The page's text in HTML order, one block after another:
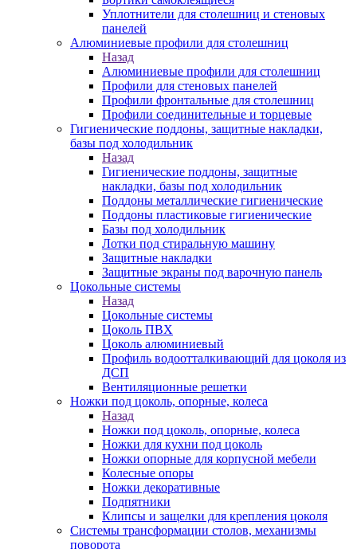
Уплотнители для столешниц и стеновых
панелей
Алюминиевые профили для столешниц
Назад
Алюминиевые профили для столешниц
Профили для стеновых панелей
Профили фронтальные для столешниц
Профили соединительные и торцевые
Гигиенические поддоны, защитные накладки,
базы под холодильник
Назад
Гигиенические поддоны, защитные
накладки, базы под холодильник
Поддоны металлические гигиенические
Поддоны пластиковые гигиенические
Базы под холодильник
Лотки под стиральную машину
Защитные накладки
Защитные экраны под варочную панель
Цокольные системы
Назад
Цокольные системы
Цоколь ПВХ
Цоколь алюминиевый
Профиль водоотталкивающий для цоколя из
ДСП
Вентиляционные решетки
Ножки под цоколь, опорные, колеса
Назад
Ножки под цоколь, опорные, колеса
Ножки для кухни под цоколь
Ножки опорные для корпусной мебели
Колесные опоры
Ножки декоративные
Подпятники
Клипсы и защелки для крепления цоколя
Системы трансформации столов, механизмы
поворота